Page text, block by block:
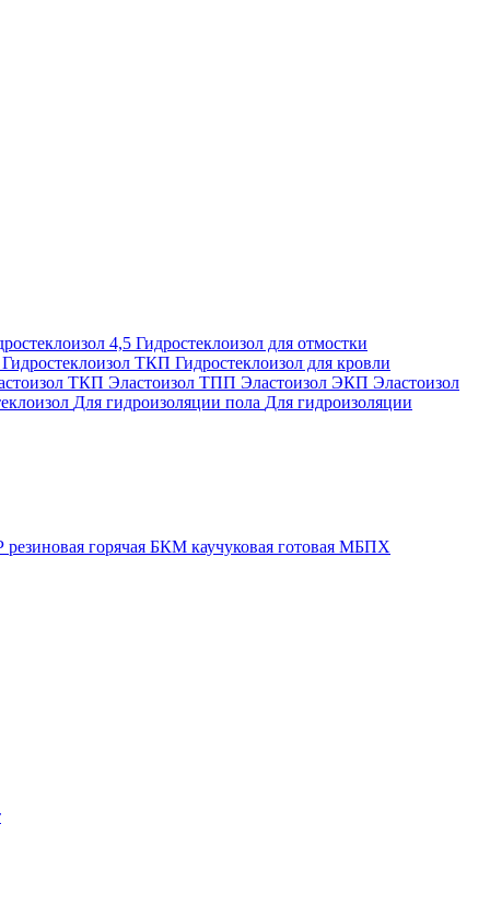
4,5 Гидростеклоизол для отмостки
Гидростеклоизол ТКП Гидростеклоизол для кровли
ТКП Эластоизол ТПП Эластоизол ЭКП Эластоизол
Для гидроизоляции пола Для гидроизоляции
горячая БКМ каучуковая готовая МБПХ